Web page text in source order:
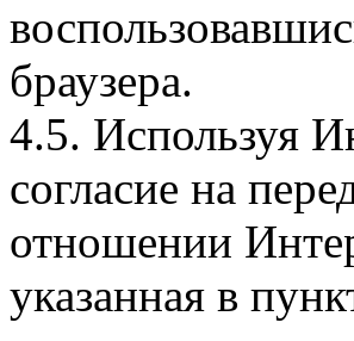
браузера.
4.5. Используя
согласие на
отношении
указанная в